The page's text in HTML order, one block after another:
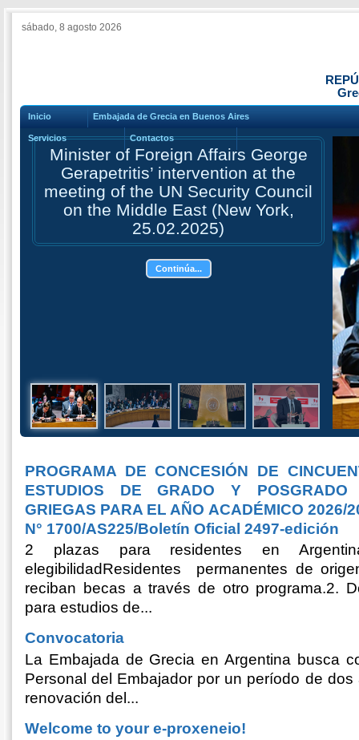
sábado, 8 agosto 2026
Inicio Embajada de Grecia en Buenos Aires
Servicios Contactos
Minister of Foreign Affairs George
Gerapetritis’ intervention at the
meeting of the UN Security Council
on the Middle East (New York,
25.02.2025)
Continúa...
PROGRAMA DE CONCESIÓN DE
ESTUDIOS DE GRADO Y POSGRADO
GRIEGAS PARA EL AÑO ACADÉMICO 2026/
N° 1700/AS225/Boletín Oficial 2497-edición
2 plazas para residentes en
elegibilidadResidentes permanentes de
reciban becas a través de otro programa.2.
para estudios de...
Convocatoria
La Embajada de Grecia en Argentina busca
Personal del Embajador por un período de
renovación del...
Welcome to your e-proxeneio!